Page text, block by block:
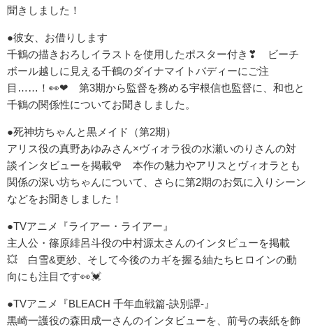
聞きしました！
●彼女、お借りします
千鶴の描きおろしイラストを使用したポスター付き❣ ビーチ
ボール越しに見える千鶴のダイナマイトバディーにご注
目……！👀❤ 第3期から監督を務める宇根信也監督に、和也と
千鶴の関係性についてお聞きしました。
●死神坊ちゃんと黒メイド（第2期）
アリス役の真野あゆみさん×ヴィオラ役の水瀬いのりさんの対
談インタビューを掲載🌹 本作の魅力やアリスとヴィオラとも
関係の深い坊ちゃんについて、さらに第2期のお気に入りシーン
などをお聞きしました！
●TVアニメ『ライアー・ライアー』
主人公・篠原緋呂斗役の中村源太さんのインタビューを掲載
💥 白雪&更紗、そして今後のカギを握る紬たちヒロインの動
向にも注目です👀💓
●TVアニメ『BLEACH 千年血戦篇-訣別譚-』
黒崎一護役の森田成一さんのインタビューを、前号の表紙を飾